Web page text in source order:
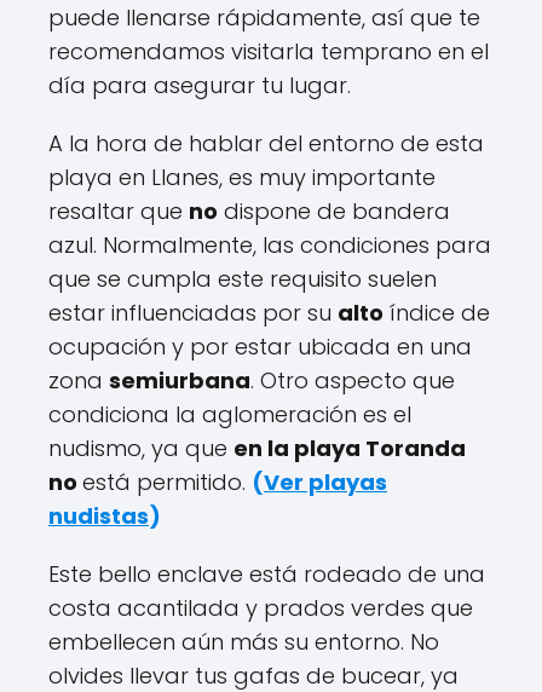
puede llenarse rápidamente, así que te
recomendamos visitarla temprano en el
día para asegurar tu lugar.
A la hora de hablar del entorno de esta
playa en Llanes, es muy importante
resaltar que no dispone de bandera
azul. Normalmente, las condiciones para
que se cumpla este requisito suelen
estar influenciadas por su alto índice de
ocupación y por estar ubicada en una
zona semiurbana. Otro aspecto que
condiciona la aglomeración es el
nudismo, ya que en la playa Toranda
no está permitido. (Ver playas
nudistas)
Este bello enclave está rodeado de una
costa acantilada y prados verdes que
embellecen aún más su entorno. No
olvides llevar tus gafas de bucear, ya